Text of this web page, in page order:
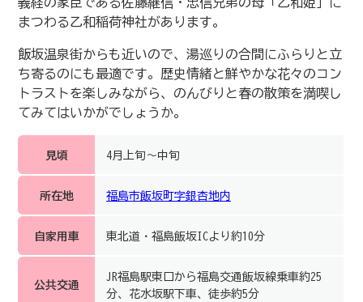
義経の家臣である佐藤継信・忠信兄弟の母「乙和姫」に
まつわる乙和稲荷神社があります。
飯坂温泉街からも近いので、湯巡りの合間にふらりと立
ち寄るのにも最適です。歴史情緒と鮮やかな花々のコン
トラストを楽しみながら、のんびりと春の散策を満喫し
てみてはいかがでしょうか。
見頃 4月上旬～中旬
所在地 福島市飯坂町字銀杏地内
自家用車 東北道・福島飯坂ICより約10分
公共交通
JR福島駅東口から福島交通飯坂線乗車約25
分、花水坂駅下車、徒歩約5分